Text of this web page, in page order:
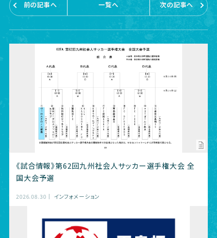
前の記事へ 一覧へ 次の記事へ
《試合情報》第62回九州社会人サッカー選手権大会 全
国大会予選
2026.08.30 インフォメーション